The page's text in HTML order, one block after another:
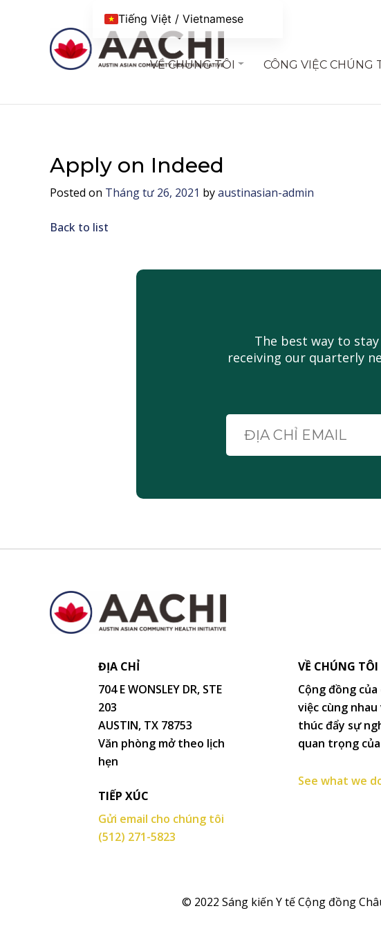
VỀ CHÚNG TÔI CÔNG VIỆC CHÚNG
Apply on Indeed
Posted on Tháng tư 26, 2021 byaustinasian-admin
Back to list
The best way to
receiving our quarterly
ĐỊA CHỈ
704 E WONSLEY DR, STE
203
AUSTIN, TX 78753
Văn phòng mở theo lịch
hẹn
TIẾP XÚC
Gửi email cho chúng tôi
(512) 271-5823
VỀ CHÚNG TÔI
Cộng đồng
việc cùng nhau
thúc đẩy sự
quan trọng
See what we
© 2022 Sáng kiến Y tế Cộng đồng
Tiếng Việt / Vietnamese